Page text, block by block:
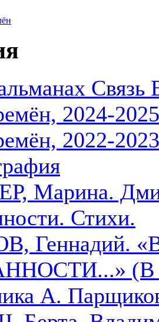
Связь
2024-2025
2022-2023
Марина.
Стихи.
Геннадий.
(В
А.